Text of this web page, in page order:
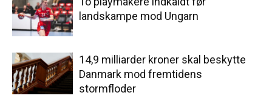
landskampe mod Ungarn
14,9 milliarder kroner skal beskytte
Danmark mod fremtidens
stormfloder